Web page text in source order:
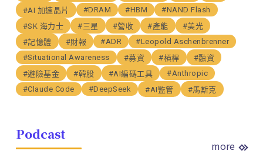
#AI 加速晶片
#DRAM #HBM
#NAND Flash
#SK 海力士
#三星 #營收 #產能
#美光
#記憶體
#財報 #ADR
#Leopold Aschenbrenner
#Situational Awareness
#募資 #槓桿
#融資
#避險基金
#韓股 #AI編碼工具
#Anthropic
#Claude Code
#DeepSeek #AI監管 #馬斯克
Podcast
more